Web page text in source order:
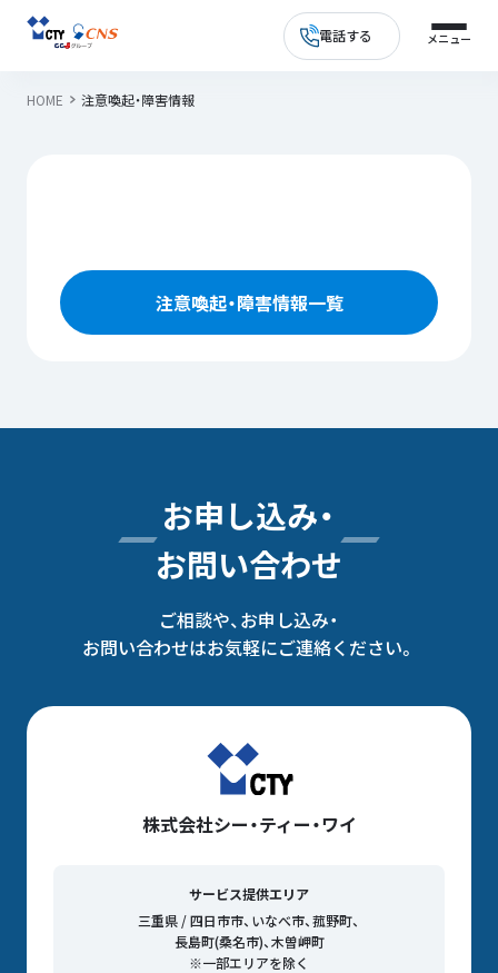
電話する
HOME 注意喚起・障害情報
注意喚起・障害情報一覧
お申し込み・
お問い合わせ
ご相談や、お申し込み・
お問い合わせはお気軽にご連絡ください。
株式会社シー・ティー・ワイ
サービス提供エリア
三重県 / 四日市市、いなべ市、菰野町、
長島町(桑名市)、木曽岬町
※一部エリアを除く